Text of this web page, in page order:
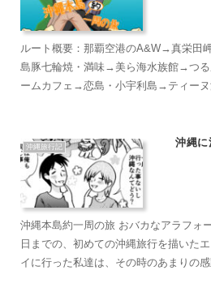
ルート概要：那覇空港のA&W→真栄
島豚七輪焼・満味→美ら海水族館→つ
ームカフェ→恋島・小宇利島→ティーヌ
→イオンモール・ライカム沖縄店→シル
製塩ファクトリー→伊計ビーチ→カフ
きなわワールド→雪花の郷→国際通り
沖縄旅行記 沖縄
沖縄本島約一周の旅 おバカなアラフォ
日までの、初めての沖縄旅行を描いた
イに行った私達は、その時のあまりの